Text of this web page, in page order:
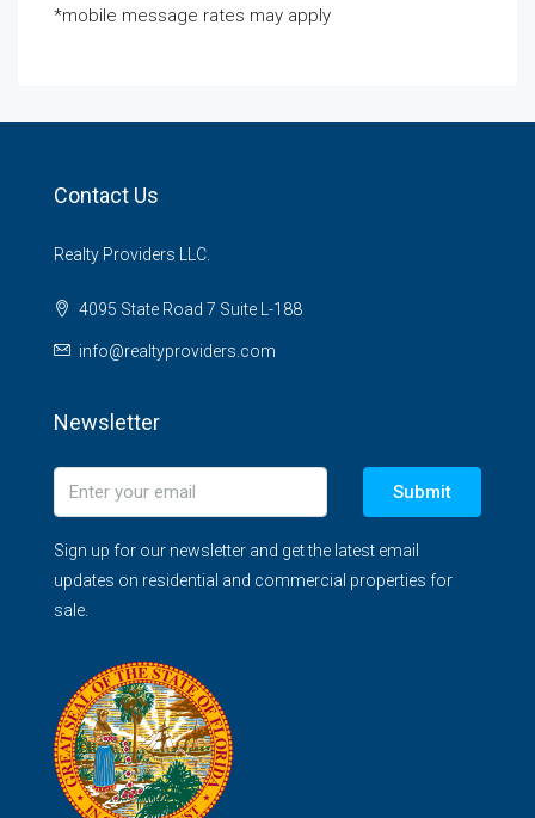
*mobile message rates may apply
Contact Us
Realty Providers LLC.
4095 State Road 7 Suite L-188
info@realtyproviders.com
Newsletter
Submit
Sign up for our newsletter and get the latest email
updates on residential and commercial properties for
sale.